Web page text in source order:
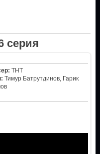
серия
ТНТ
Тимур Батрутдинов, Гарик